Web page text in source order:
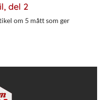
del 2
om 5 mått som ger